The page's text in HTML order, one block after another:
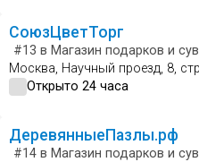
СоюзЦветТорг
#13 в Магазин подарков и
Москва, Научный проезд, 8,
Открыто 24 часа
ДеревянныеПазлы.рф
#14 в Магазин подарков и